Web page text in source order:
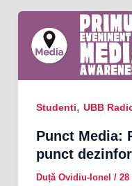
Studenti, UBB
Punct Media:
punct
Duță Ovidiu-Ionel / 28